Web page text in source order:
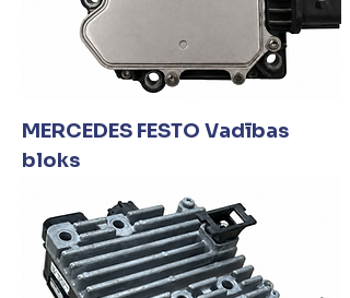
MERCEDES FESTO Vadības
bloks